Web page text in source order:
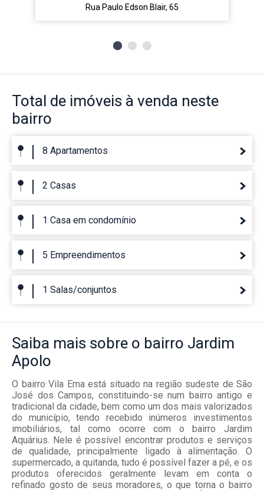
Rua Paulo Edson Blair, 65
Total de imóveis à venda neste
bairro
8 Apartamentos
2 Casas
1 Casa em condomínio
5 Empreendimentos
1 Salas/conjuntos
Saiba mais sobre o bairro Jardim
Apolo
O bairro Vila Ema está situado na região sudeste de São
José dos Campos, constituindo-se num bairro antigo e
tradicional da cidade, bem como um dos mais valorizados
do município, tendo recebido inúmeros investimentos
imobiliários, tal como ocorre com o bairro Jardim
Aquárius. Nele é possível encontrar produtos e serviços
de qualidade, principalmente ligado à alimentação. O
supermercado, a quitanda, tudo é possível fazer a pé, e os
produtos oferecidos geralmente levam em conta o
refinado gosto de seus moradores, o que torna o bairro